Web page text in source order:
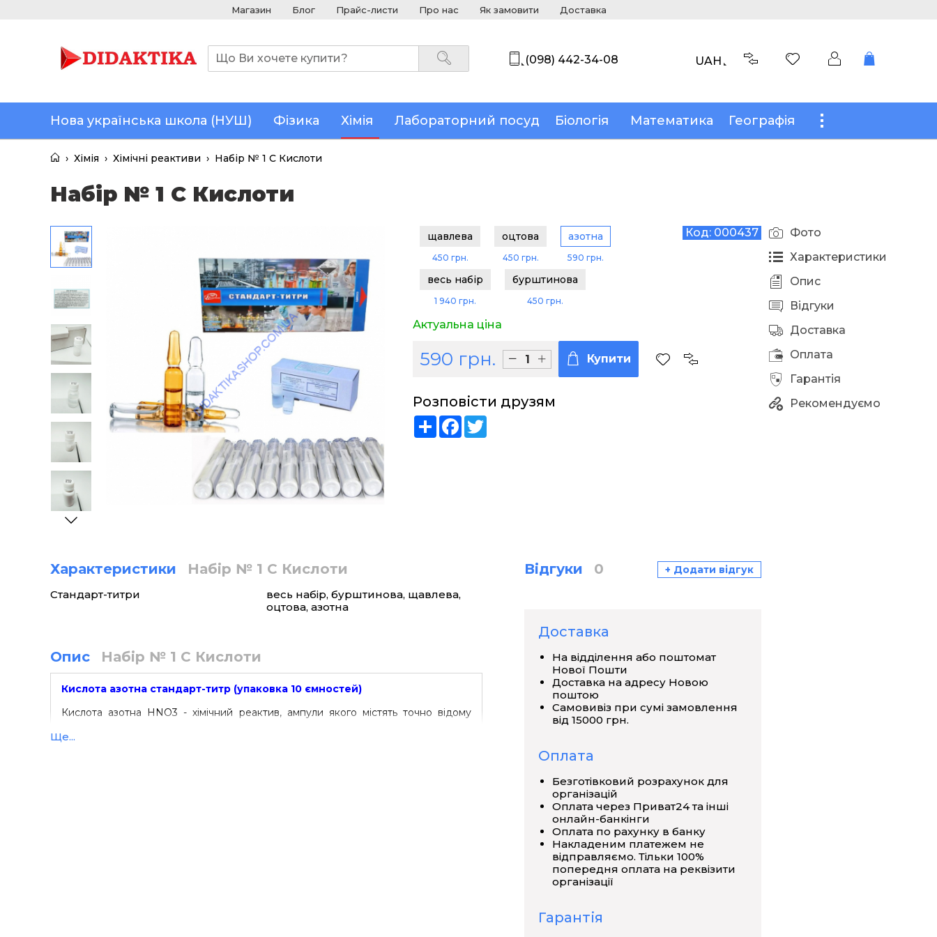
Магазин Блог Прайс-листи Про нас Як замовити Доставка
(098) 442-34-08 UAH
Нова українська школа (НУШ) Фізика Хімія Лабораторний посуд Біологія Математика Географія
› Хімія › Хімічні реактиви › Набір № 1 С Кислоти
Набір № 1 С Кислоти
Фото
Характеристики
Опис
Відгуки
Доставка
Оплата
Гарантія
Рекомендуємо
Код: 000437
щавлева
450 грн.
оцтова
450 грн.
азотна
590 грн.
весь набір
1 940 грн.
бурштинова
450 грн.
Актуальна ціна
590 грн. Купити
Розповісти друзям
ShareFacebook
Характеристики Набір № 1 С Кислоти
Стандарт-титри
весь набір, бурштинова, щавлева,
оцтова, азотна
Опис Набір № 1 С Кислоти
Кислота азотна стандарт-титр (упаковка 10 ємностей)
Кислота азотна HNO3 - хімічний реактив, ампули якого містять точно відому
обсягу дозволяє отримати стандартний розчин точної концентрації.
Ще...
Відгуки 0 + Додати відгук
Доставка
На відділення або поштомат
Нової Пошти
Доставка на адресу Новою
поштою
Самовивіз при сумі замовлення
від 15000 грн.
Оплата
Безготівковий розрахунок для
організацій
Оплата через Приват24 та інші
онлайн-банкінги
Оплата по рахунку в банку
Накладеним платежем не
відправляємо. Тільки 100%
попередня оплата на реквізити
організації
Гарантія